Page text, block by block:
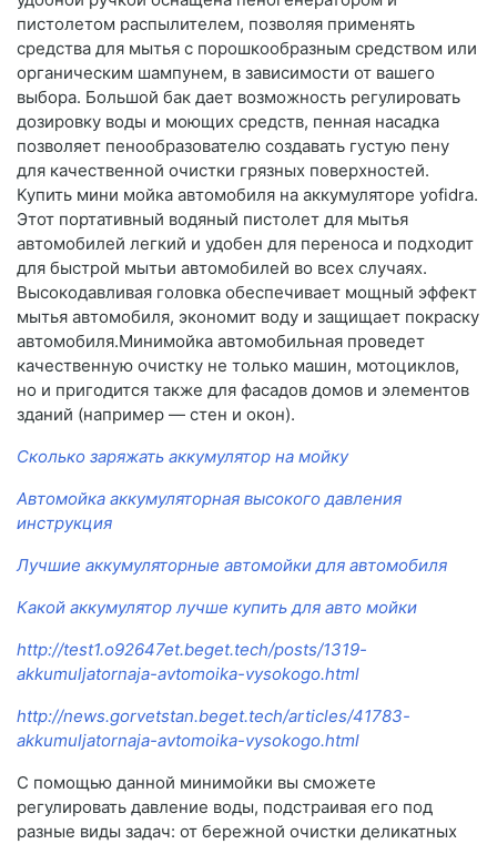
пистолетом распылителем, позволяя применять
средства для мытья с порошкообразным средством или
органическим шампунем, в зависимости от вашего
выбора. Большой бак дает возможность регулировать
дозировку воды и моющих средств, пенная насадка
позволяет пенообразователю создавать густую пену
для качественной очистки грязных поверхностей.
Купить мини мойка автомобиля на аккумуляторе yofidra.
Этот портативный водяный пистолет для мытья
автомобилей легкий и удобен для переноса и подходит
для быстрой мытьи автомобилей во всех случаях.
Высокодавливая головка обеспечивает мощный эффект
мытья автомобиля, экономит воду и защищает покраску
автомобиля.Минимойка автомобильная проведет
качественную очистку не только машин, мотоциклов,
но и пригодится также для фасадов домов и элементов
зданий (например — стен и окон).
Сколько заряжать аккумулятор на мойку
Автомойка аккумуляторная высокого давления
инструкция
Лучшие аккумуляторные автомойки для автомобиля
Какой аккумулятор лучше купить для авто мойки
http://test1.o92647et.beget.tech/posts/1319-
akkumuljatornaja-avtomoika-vysokogo.html
http://news.gorvetstan.beget.tech/articles/41783-
akkumuljatornaja-avtomoika-vysokogo.html
С помощью данной минимойки вы сможете
регулировать давление воды, подстраивая его под
разные виды задач: от бережной очистки деликатных